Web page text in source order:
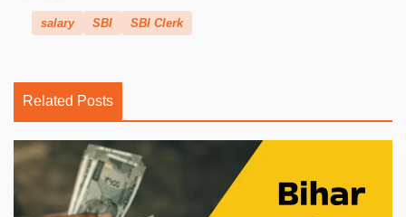
salary SBI SBI Clerk
Related Posts